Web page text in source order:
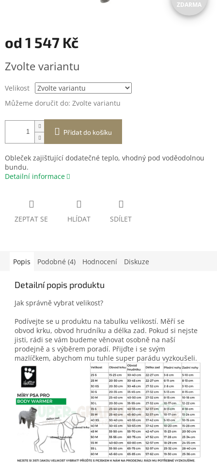
D
ZDARMA
od 1 547 Kč
cena:
Zvolte variantu
Velikost
Můžeme doručit do: Zvolte variantu
Přidat do košíku
Obleček zajišťující dodatečné teplo, vhodný pod voděodolnou
bundu.
Detailní informace
ZEPTAT SE HLÍDAT SDÍLET
Popis Podobné (4) Hodnocení Diskuze
Detailní popis produktu
Jak správně vybrat velikost?
Podívejte se u produktu na tabulku velikostí. Měří se
obvod krku, obvod hrudníku a délka zad. Pokud si nejste
jisti, rádi se vám budeme věnovat osobně na naší
prodejně a s výběrem poradí. Přijďte i se svým
mazlíčkem, abychom mu tuhle super parádu vyzkoušeli.